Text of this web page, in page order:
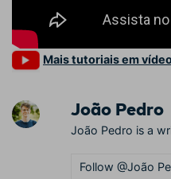
Mais tutoriais em
João Pedro
João Pedro is a
Follow @João